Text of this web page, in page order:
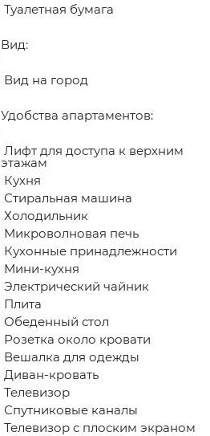
Туалетная бумага
Вид:
Вид на город
Удобства апартаментов: ​
Лифт для доступа к верхним
этажам
Кухня
Стиральная машина
Холодильник
Микроволновая печь
Кухонные принадлежности
Мини-кухня
Электрический чайник
Плита
Обеденный стол
Розетка около кровати
Вешалка для одежды
Диван-кровать
Телевизор
Спутниковые каналы
Телевизор с плоским экраном